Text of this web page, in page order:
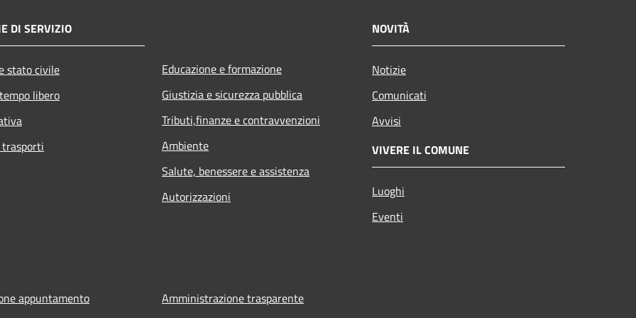
DI SERVIZIO
stato civile
libero
Educazione e formazione
Giustizia e sicurezza pubblica
Tributi,finanze e contravvenzioni
Ambiente
Salute, benessere e assistenza
Autorizzazioni
NOVITÀ
Notizie
Comunicati
Avvisi
VIVERE IL COMUNE
Luoghi
Eventi
appuntamento
Amministrazione trasparente